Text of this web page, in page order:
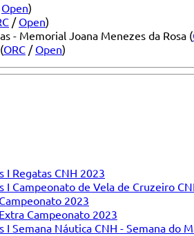
Open)
/ Open)
- Memorial Joana Menezes da Rosa (
ORC / Open)
I Regatas CNH 2023
I Campeonato de Vela de Cruzeiro
2023
Campeonato 2023
I Semana Náutica CNH - Semana do